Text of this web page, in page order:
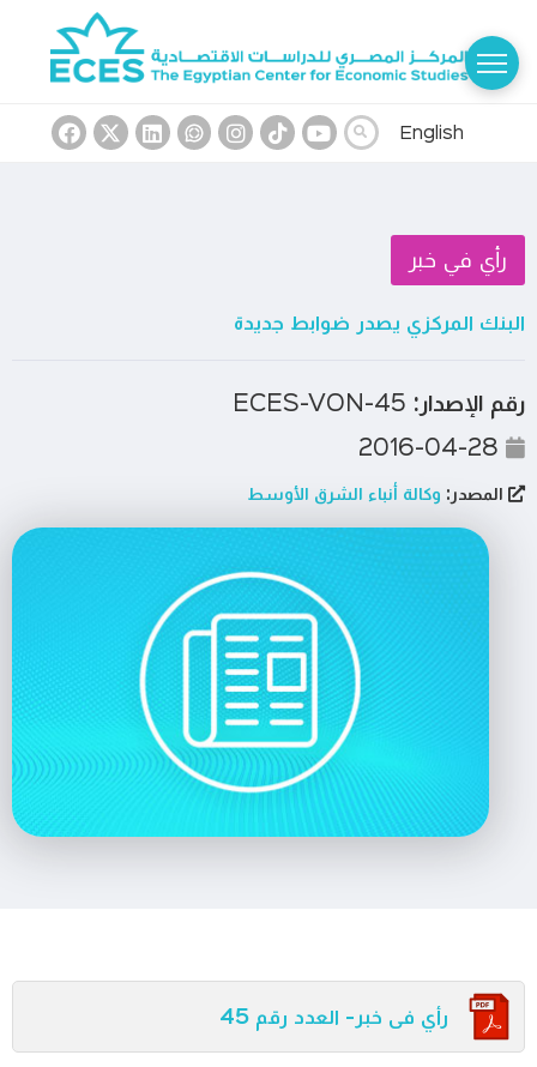
English
رأي في خبر
البنك المركزي يصدر ضوابط جديدة
رقم الإصدار:
المصدر: وكالة أنباء الشرق الأوسط
رأي فى خبر- العدد رقم 45